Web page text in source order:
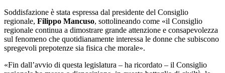
Soddisfazione è stata espressa dal presidente del Consiglio
regionale, Filippo Mancuso, sottolineando come «il Consiglio
regionale continua a dimostrare grande attenzione e consapevolezza
sul fenomeno che quotidianamente interessa le donne che subiscono
spregevoli prepotenze sia fisica che morale».
«Fin dall’avvio di questa legislatura – ha ricordato – il Consiglio